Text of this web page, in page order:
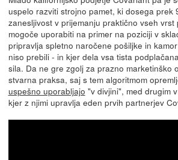
uspelo razviti strojno pamet, ki dosega prek
zanesljivost v prijemanju praktično vseh vrst
mogoče uporabiti na primer na poziciji v
pripravlja spletno naročene pošiljke in
niso prebili - in kjer dela vsa tista
sila. Da ne gre zgolj za prazno marketinško
stvarna praksa, saj s tem algoritmom
uspešno uporabljajo "v divjini", med drugim
kjer z njimi upravlja eden prvih partnerjev